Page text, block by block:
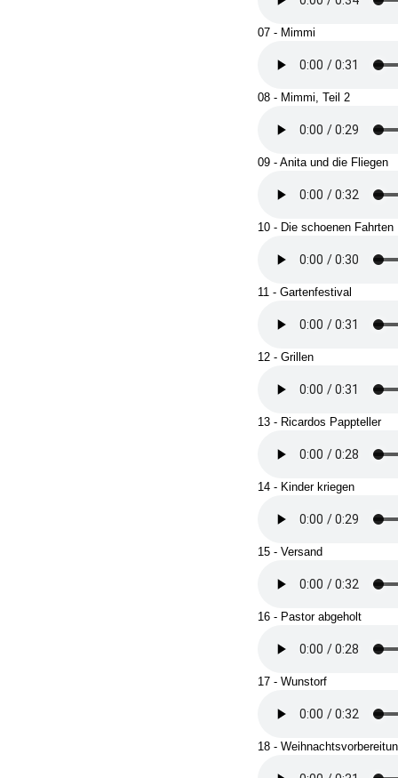
07 - Mimmi
08 - Mimmi, Teil 2
09 - Anita und die Fliegen
10 - Die schoenen Fahrten
11 - Gartenfestival
12 - Grillen
13 - Ricardos Pappteller
14 - Kinder kriegen
15 - Versand
16 - Pastor abgeholt
17 - Wunstorf
18 -